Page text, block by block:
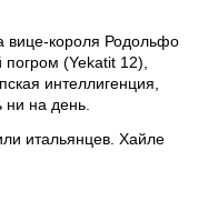
вице-короля Родольфо
(Yekatit 12),
интеллигенция,
на день.
итальянцев. Хайле